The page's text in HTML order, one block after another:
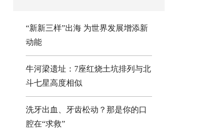
“新新三样”出海 为世界发展增添新
动能
牛河梁遗址：7座红烧土坑排列与北
斗七星高度相似
洗牙出血、牙齿松动？那是你的口
腔在“求救”